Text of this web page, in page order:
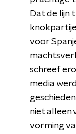
Dat de lijn
voor
schreef
media
niet alleen
vorming